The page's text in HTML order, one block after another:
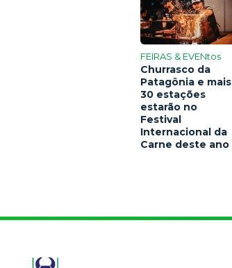
FEIRAS & EVENtos
Churrasco da
Patagônia e mais
30 estações
estarão no
Festival
Internacional da
Carne deste ano